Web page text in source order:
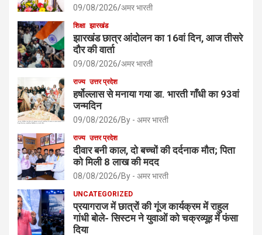
09/08/2026 अमर भारती
शिक्षा झारखंड
झारखंड छात्र आंदोलन का 16वां दिन, आज तीसरे
दौर की वार्ता
09/08/2026 अमर भारती
राज्य उत्तर प्रदेश
हर्षोल्लास से मनाया गया डा. भारती गाँधी का 93वां
जन्मदिन
09/08/2026 By - अमर भारती
राज्य उत्तर प्रदेश
दीवार बनी काल, दो बच्चों की दर्दनाक मौत; पिता
को मिली 8 लाख की मदद
08/08/2026 By - अमर भारती
UNCATEGORIZED
प्रयागराज में छात्रों की गूंज कार्यक्रम में राहुल
गांधी बोले- सिस्टम ने युवाओं को चक्रव्यूह में फंसा
दिया